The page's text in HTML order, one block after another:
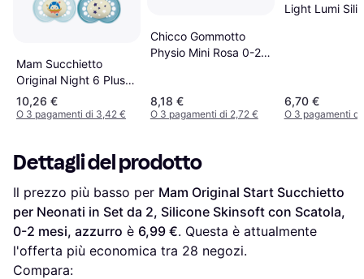
Mam Succhietto
Original Night 6 Plus 2
Pezzi
10,26 €
O 3 pagamenti di 3,42 €
Chicco Gommotto
Physio Mini Rosa 0-2m
8,18 €
O 3 pagamenti di 2,72 €
Light Lumi
6,70 €
O 3 pagamenti
Dettagli del prodotto
Il prezzo più basso per Mam Original Start Succhietto
per Neonati in Set da 2, Silicone Skinsoft con Scatola,
0-2 mesi, azzurro è 6,99 €. Questa è attualmente
l'offerta più economica tra 28 negozi.
Compara: